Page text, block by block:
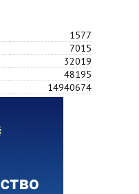
1577
7015
32019
48195
14940674